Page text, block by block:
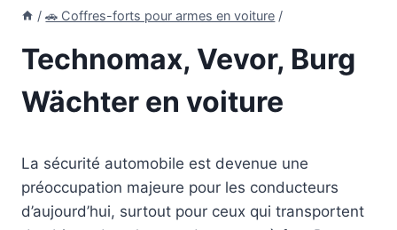
/ 🚗 Coffres-forts pour armes en voiture /
Technomax, Vevor, Burg
Wächter en voiture
La sécurité automobile est devenue une
préoccupation majeure pour les conducteurs
d’aujourd’hui, surtout pour ceux qui transportent